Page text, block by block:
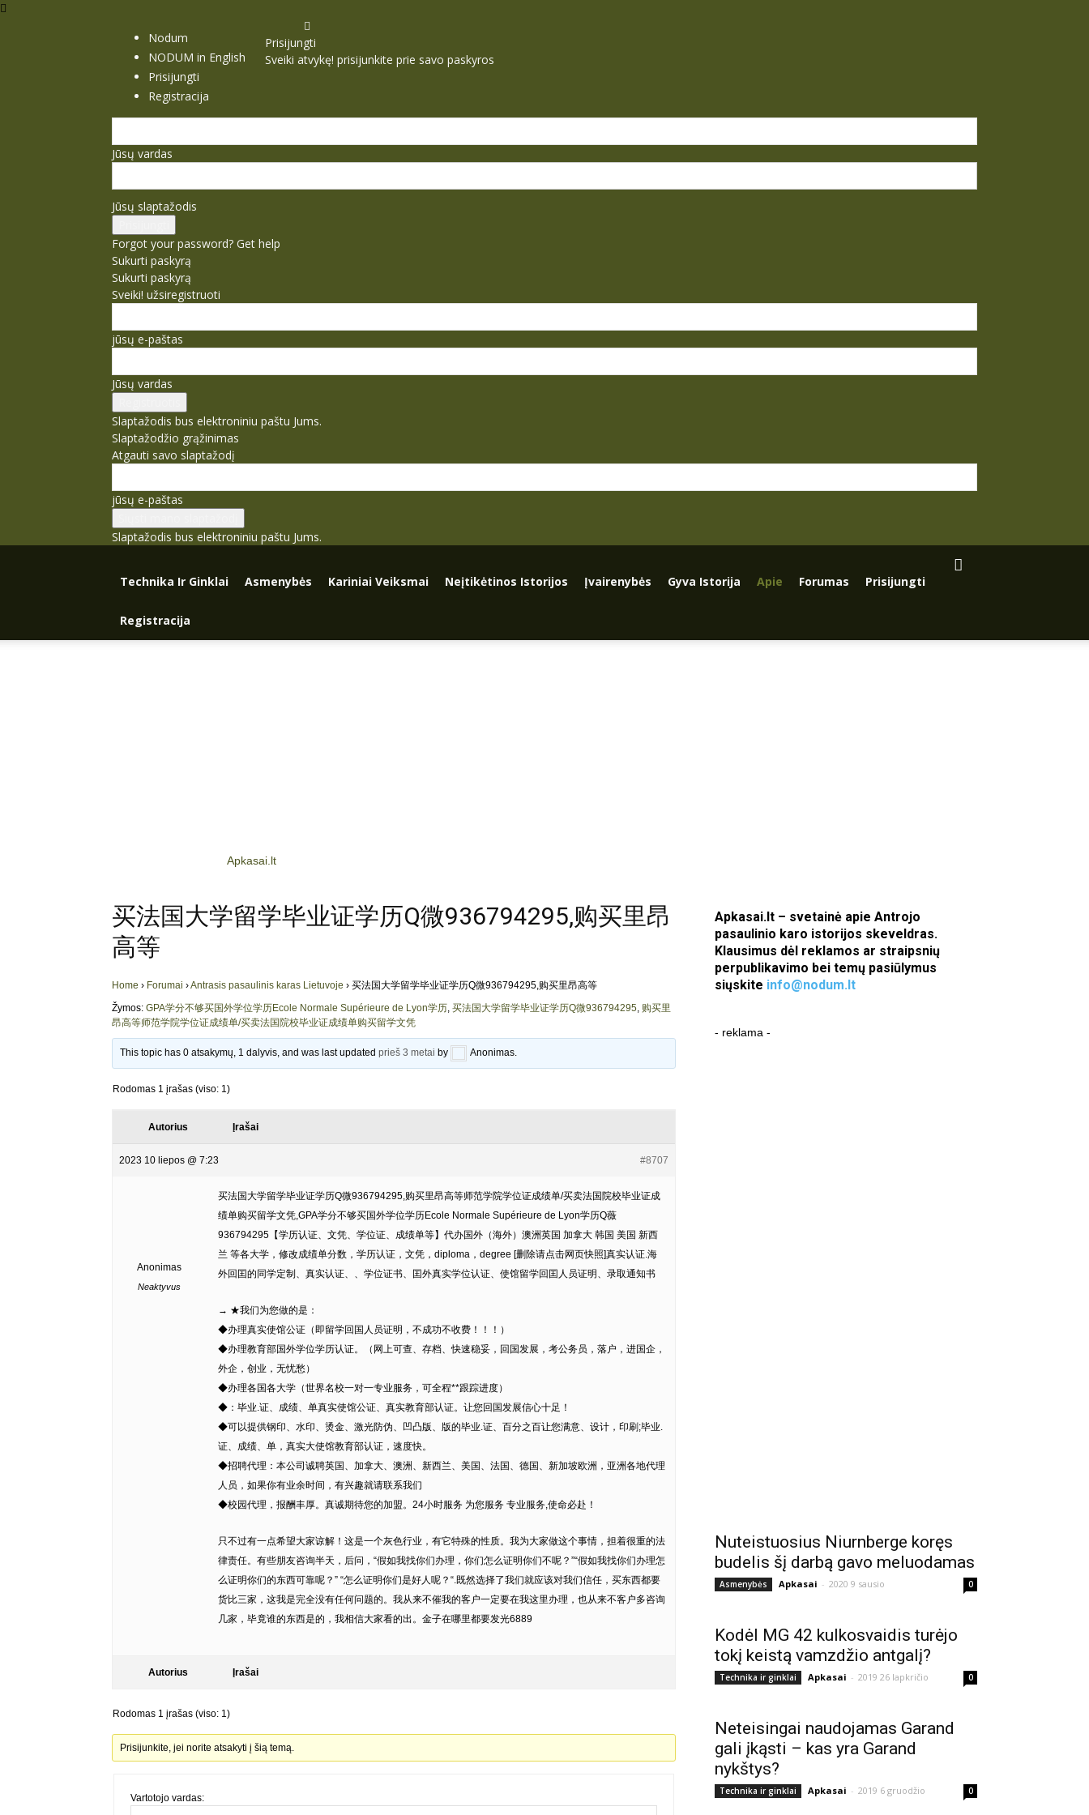
Nodum
NODUM in English
Prisijungti
Registracija
Prisijungti
Sveiki atvykę! prisijunkite prie savo paskyros
Jūsų vardas
Jūsų slaptažodis
Forgot your password? Get help
Sukurti paskyrą
Sukurti paskyrą
Sveiki! užsiregistruoti
jūsų e-paštas
Jūsų vardas
Slaptažodis bus elektroniniu paštu Jums.
Slaptažodžio grąžinimas
Atgauti savo slaptažodį
jūsų e-paštas
Slaptažodis bus elektroniniu paštu Jums.
Technika Ir Ginklai Asmenybės Kariniai Veiksmai Neįtikėtinos Istorijos Įvairenybės Gyva Istorija Apie Forumas Prisijungti
Registracija
Apkasai.lt
买法国大学留学毕业证学历Q微936794295,购买里昂
高等
Home › Forumai ›Antrasis pasaulinis karas Lietuvoje › 买法国大学留学毕业证学历Q微936794295,购买里昂高等
Žymos: GPA学分不够买国外学位学历Ecole Normale Supérieure de Lyon学历, 买法国大学留学毕业证学历Q微936794295, 购买里
昂高等师范学院学位证成绩单/买卖法国院校毕业证成绩单购买留学文凭
This topic has 0 atsakymų, 1 dalyvis, and was last updatedprieš 3 metai by Anonimas.
Rodomas 1 įrašas (viso: 1)
Autorius Įrašai
2023 10 liepos @ 7:23 #8707
Anonimas
Neaktyvus
买法国大学留学毕业证学历Q微936794295,购买里昂高等师范学院学位证成绩单/买卖法国院校毕业证成
绩单购买留学文凭,GPA学分不够买国外学位学历Ecole Normale Supérieure de Lyon学历Q薇
936794295【学历认证、文凭、学位证、成绩单等】代办国外（海外）澳洲英国 加拿大 韩国 美国 新西
兰 等各大学，修改成绩单分数，学历认证，文凭，diploma，degree [删除请点击网页快照]真实认证.海
外回囯的同学定制、真实认证、、学位证书、囯外真实学位认证、使馆留学回囯人员证明、录取通知书
→ ★我们为您做的是：
◆办理真实使馆公证（即留学回国人员证明，不成功不收费！！！）
◆办理教育部国外学位学历认证。（网上可查、存档、快速稳妥，回国发展，考公务员，落户，进国企，
外企，创业，无忧愁）
◆办理各国各大学（世界名校一对一专业服务，可全程**跟踪进度）
◆：毕业.证、成绩、单真实使馆公证、真实教育部认证。让您回国发展信心十足！
◆可以提供钢印、水印、烫金、激光防伪、凹凸版、版的毕业.证、百分之百让您满意、设计，印刷;毕业.
证、成绩、单，真实大使馆教育部认证，速度快。
◆招聘代理：本公司诚聘英国、加拿大、澳洲、新西兰、美国、法国、德国、新加坡欧洲，亚洲各地代理
人员，如果你有业余时间，有兴趣就请联系我们
◆校园代理，报酬丰厚。真诚期待您的加盟。24小时服务 为您服务 专业服务,使命必赴！
只不过有一点希望大家谅解！这是一个灰色行业，有它特殊的性质。我为大家做这个事情，担着很重的法
律责任。有些朋友咨询半天，后问，“假如我找你们办理，你们怎么证明你们不呢？”“假如我找你们办理怎
么证明你们的东西可靠呢？” “怎么证明你们是好人呢？“.既然选择了我们就应该对我们信任，买东西都要
货比三家，这我是完全没有任何问题的。我从来不催我的客户一定要在我这里办理，也从来不客户多咨询
几家，毕竟谁的东西是的，我相信大家看的出。金子在哪里都要发光6889
Autorius Įrašai
Rodomas 1 įrašas (viso: 1)
Prisijunkite, jei norite atsakyti į šią temą.
Vartotojo vardas:
Apkasai.lt – svetainė apie Antrojo
pasaulinio karo istorijos skeveldras.
Klausimus dėl reklamos ar straipsnių
perpublikavimo bei temų pasiūlymus
siųskite info@nodum.lt
- reklama -
Nuteistuosius Niurnberge koręs
budelis šį darbą gavo meluodamas
Asmenybės Apkasai - 2020 9 sausio 0
Kodėl MG 42 kulkosvaidis turėjo
tokį keistą vamzdžio antgalį?
Technika ir ginklai Apkasai - 2019 26 lapkričio 0
Neteisingai naudojamas Garand
gali įkąsti – kas yra Garand
nykštys?
Technika ir ginklai Apkasai - 2019 6 gruodžio 0